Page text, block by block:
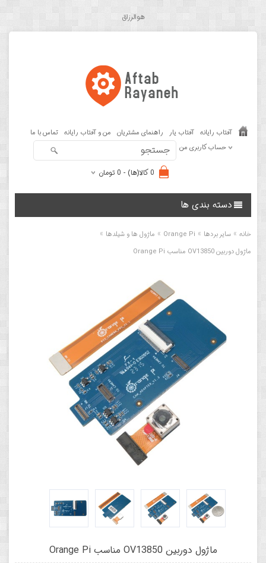
هوالرزاق
آفتاب رایانه آفتاب یار راهنمای مشتریان من و آفتاب رایانه تماس با ما
حساب کاربری من
0 کالا(ها) - 0 تومان
دسته بندی ها
خانه » سایر بردها »
Orange Pi
» ماژول ها و شیلدها »
ماژول دوربین OV13850 مناسب Orange Pi
ماژول دوربین OV13850 مناسب Orange Pi